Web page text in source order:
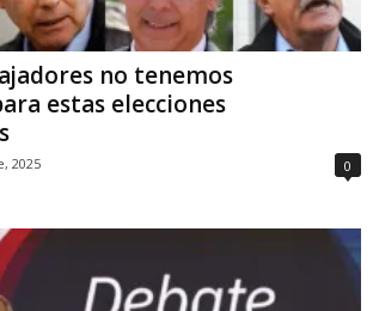
no tenemos
estas elecciones
2025 0